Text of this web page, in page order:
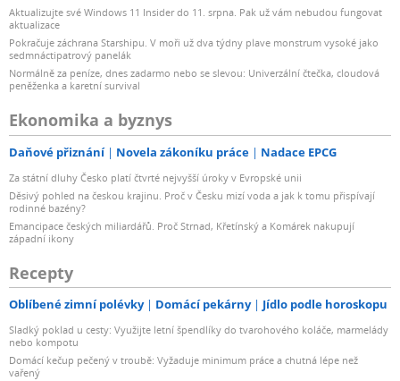
Aktualizujte své Windows 11 Insider do 11. srpna. Pak už vám nebudou fungovat
aktualizace
Pokračuje záchrana Starshipu. V moři už dva týdny plave monstrum vysoké jako
sedmnáctipatrový panelák
Normálně za peníze, dnes zadarmo nebo se slevou: Univerzální čtečka, cloudová
peněženka a karetní survival
Ekonomika a byznys
Daňové přiznání Novela zákoníku práce Nadace EPCG
Za státní dluhy Česko platí čtvrté nejvyšší úroky v Evropské unii
Děsivý pohled na českou krajinu. Proč v Česku mizí voda a jak k tomu přispívají
rodinné bazény?
Emancipace českých miliardářů. Proč Strnad, Křetínský a Komárek nakupují
západní ikony
Recepty
Oblíbené zimní polévky Domácí pekárny Jídlo podle horoskopu
Sladký poklad u cesty: Využijte letní špendlíky do tvarohového koláče, marmelády
nebo kompotu
Domácí kečup pečený v troubě: Vyžaduje minimum práce a chutná lépe než
vařený